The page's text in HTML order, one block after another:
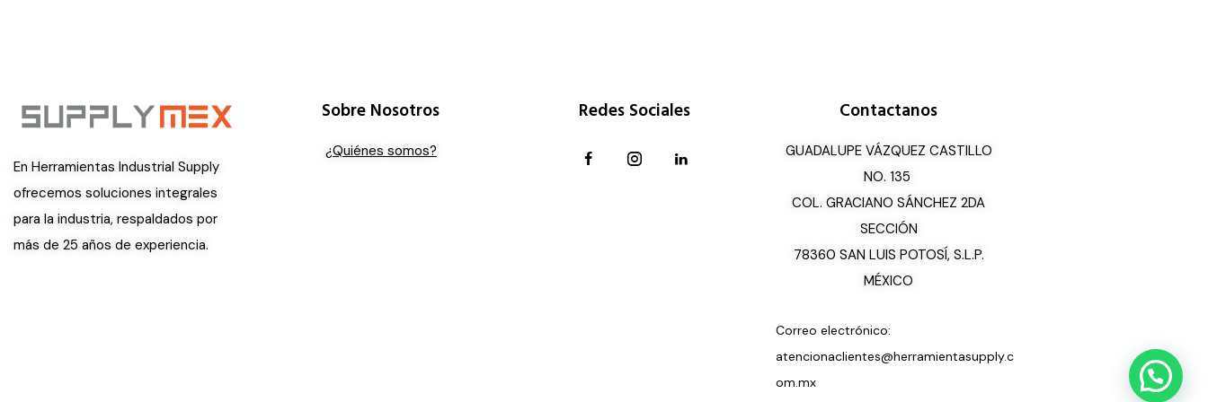
En Herramientas Industrial Supply
ofrecemos soluciones integrales
para la industria, respaldados por
más de 25 años de experiencia.
Sobre Nosotros
¿Quiénes somos?
Redes Sociales Contactanos
GUADALUPE VÁZQUEZ CASTILLO
NO. 135
COL. GRACIANO SÁNCHEZ 2DA
SECCIÓN
78360 SAN LUIS POTOSÍ, S.L.P.
MÉXICO
Correo electrónico:
atencionaclientes@herramientasupply.c
om.mx